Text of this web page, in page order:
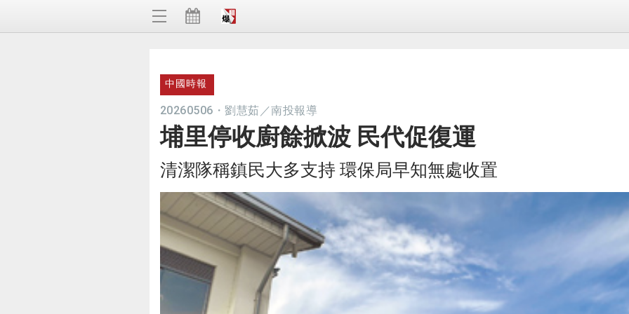
中國時報
20260506 ・ 劉慧茹／南投報導
埔里停收廚餘掀波 民代促復運
清潔隊稱鎮民大多支持 環保局早知無處收置